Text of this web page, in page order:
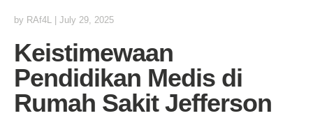
by RAf4L July 29, 2025
Keistimewaan
Pendidikan Medis di
Rumah Sakit Jefferson